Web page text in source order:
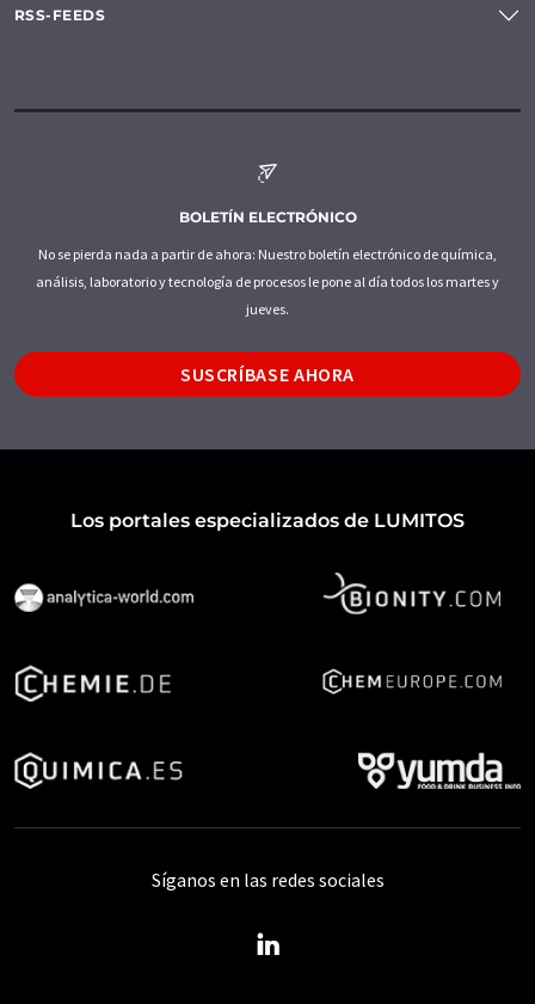
RSS-FEEDS
BOLETÍN ELECTRÓNICO
No se pierda nada a partir de ahora: Nuestro boletín electrónico de química,
análisis, laboratorio y tecnología de procesos le pone al día todos los martes y
jueves.
SUSCRÍBASE AHORA
Los portales especializados de LUMITOS
Síganos en las redes sociales